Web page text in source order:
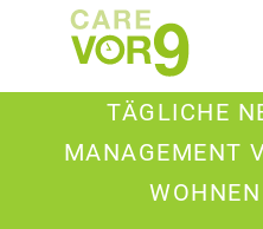
TÄGLICHE
MANAGEMENT